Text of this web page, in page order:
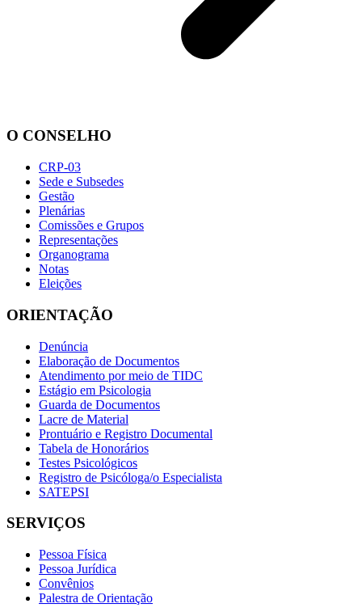
O CONSELHO
CRP-03
Sede e Subsedes
Gestão
Plenárias
Comissões e Grupos
Representações
Organograma
Notas
Eleições
ORIENTAÇÃO
Denúncia
Elaboração de Documentos
Atendimento por meio de TIDC
Estágio em Psicologia
Guarda de Documentos
Lacre de Material
Prontuário e Registro Documental
Tabela de Honorários
Testes Psicológicos
Registro de Psicóloga/o Especialista
SATEPSI
SERVIÇOS
Pessoa Física
Pessoa Jurídica
Convênios
Palestra de Orientação